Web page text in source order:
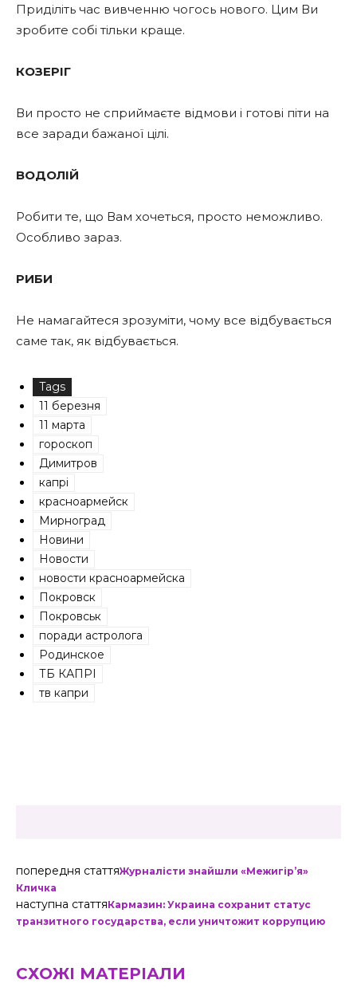
Приділіть час вивченню чогось нового. Цим Ви
зробите собі тільки краще.
КОЗЕРІГ
Ви просто не сприймаєте відмови і готові піти на
все заради бажаної цілі.
ВОДОЛІЙ
Робити те, що Вам хочеться, просто неможливо.
Особливо зараз.
РИБИ
Не намагайтеся зрозуміти, чому все відбувається
саме так, як відбувається.
Tags
11 березня
11 марта
гороскоп
Димитров
капрі
красноармейск
Мирноград
Новини
Новости
новости красноармейска
Покровск
Покровськ
поради астролога
Родинское
ТБ КАПРІ
тв капри
попередня статтяЖурналісти знайшли «Межигір’я»
Кличка
наступна статтяКармазин: Украина сохранит статус
транзитного государства, если уничтожит коррупцию
СХОЖІ МАТЕРІАЛИ